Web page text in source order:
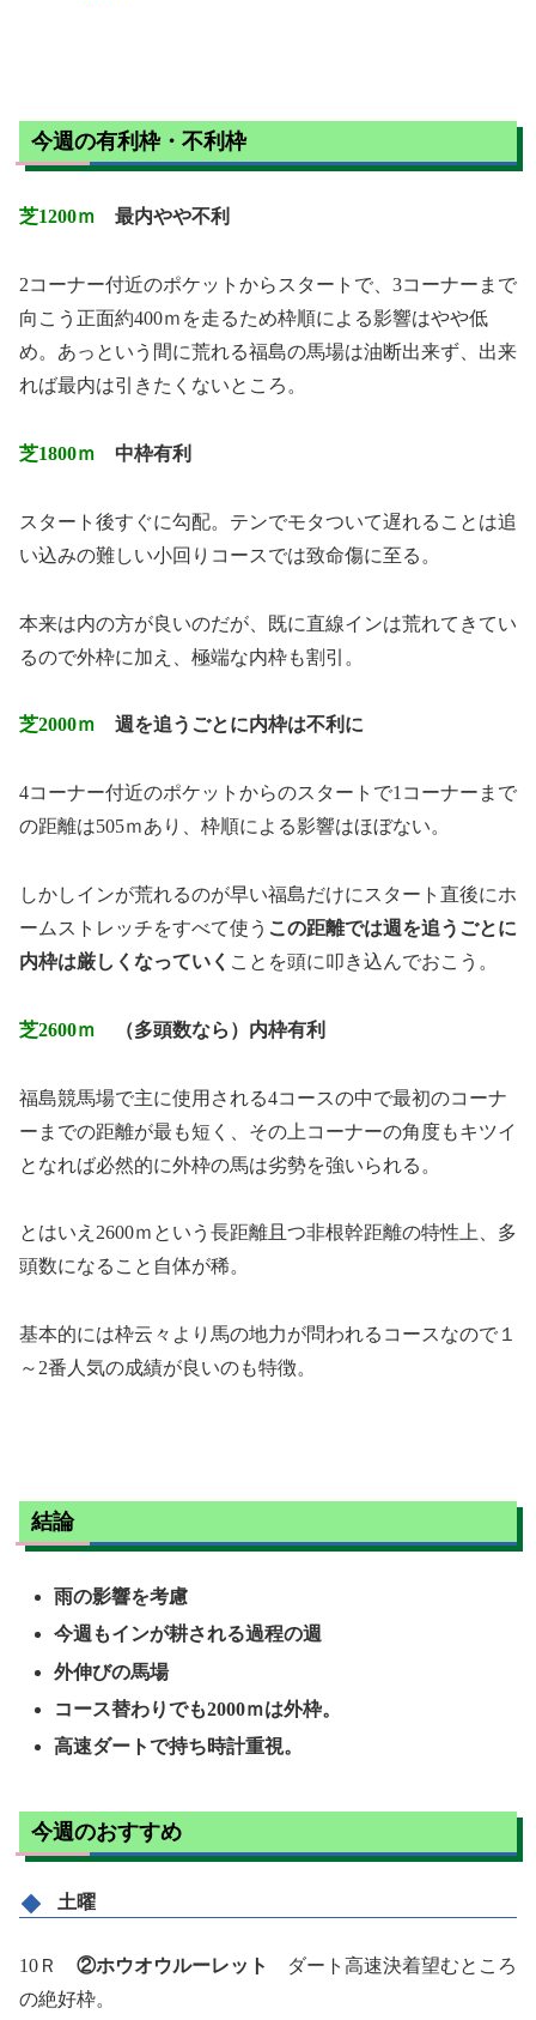
今週の有利枠・不利枠
芝1200ｍ 最内やや不利
2コーナー付近のポケットからスタートで、3コーナーまで
向こう正面約400ｍを走るため枠順による影響はやや低
め。あっという間に荒れる福島の馬場は油断出来ず、出来
れば最内は引きたくないところ。
芝1800ｍ 中枠有利
スタート後すぐに勾配。テンでモタついて遅れることは追
い込みの難しい小回りコースでは致命傷に至る。
本来は内の方が良いのだが、既に直線インは荒れてきてい
るので外枠に加え、極端な内枠も割引。
芝2000ｍ 週を追うごとに内枠は不利に
4コーナー付近のポケットからのスタートで1コーナーまで
の距離は505ｍあり、枠順による影響はほぼない。
しかしインが荒れるのが早い福島だけにスタート直後にホ
ームストレッチをすべて使う この距離では週を追うごとに
内枠は厳しくなっていく ことを頭に叩き込んでおこう。
芝2600ｍ （多頭数なら）内枠有利
福島競馬場で主に使用される4コースの中で最初のコーナ
ーまでの距離が最も短く、その上コーナーの角度もキツイ
となれば必然的に外枠の馬は劣勢を強いられる。
とはいえ2600ｍという長距離且つ非根幹距離の特性上、多
頭数になること自体が稀。
基本的には枠云々より馬の地力が問われるコースなので１
～2番人気の成績が良いのも特徴。
結論
雨の影響を考慮
今週もインが耕される過程の週
外伸びの馬場
コース替わりでも2000ｍは外枠。
高速ダートで持ち時計重視。
今週のおすすめ
土曜
10Ｒ ②ホウオウルーレット
ダート高速決着望むところ
の絶好枠。